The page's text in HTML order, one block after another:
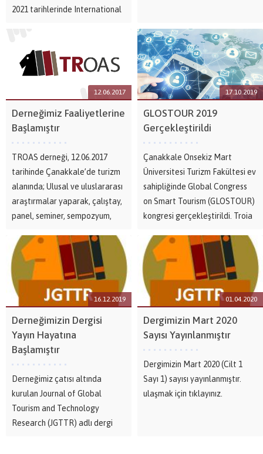
2021 tarihlerinde International
(IJCHT-21) ortak organizasyonu
altında online olarak
Derneğimizin ortak olduğu,
“Beyond Smart...
12.06.2017
Derneğimiz Faaliyetlerine
Başlamıştır
TROAS derneği, 12.06.2017
tarihinde Çanakkale’de turizm
alanında; Ulusal ve uluslararası
araştırmalar yaparak, çalıştay,
panel, seminer, sempozyum,
organizasyonlar düzenlemek,
Turizm biliminin yurt içi ve yurt
dışında gelişmesine, bilimsel
çalışmaların ve araştırmaların
özendirilmesine,...
17.10.2019
GLOSTOUR 2019
Gerçekleştirildi
Çanakkale Onsekiz Mart
Üniversitesi Turizm Fakültesi ev
sahipliğinde Global Congress
on Smart Tourism (GLOSTOUR)
kongresi gerçekleştirildi. Troia
gerçekleşen kongrenin açılışına
Rektör Yardımcısı Prof. Dr. Suat
Uğur, Kongre Düzenleme Kurulu
Başkanı ve Turizm Fakültesi...
16.12.2019
Derneğimizin Dergisi
Yayın Hayatına
Başlamıştır
Derneğimiz çatısı altında
kurulan Journal of Global
Tourism and Technology
Research (JGTTR) adlı dergi
01.04.2020
Dergimizin Mart 2020
Sayısı Yayınlanmıştır
Dergimizin Mart 2020 (Cilt 1
Sayı 1) sayısı yayınlanmıştır.
ulaşmak için tıklayınız.